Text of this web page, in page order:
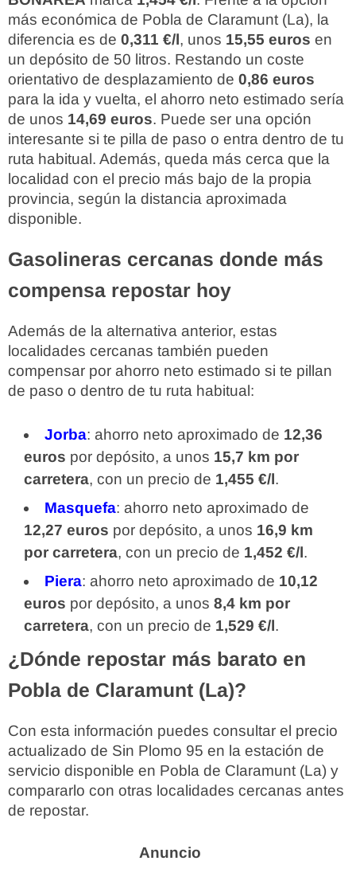
más económica de Pobla de Claramunt (La), la
diferencia es de 0,311 €/l, unos 15,55 euros en
un depósito de 50 litros. Restando un coste
orientativo de desplazamiento de 0,86 euros
para la ida y vuelta, el ahorro neto estimado sería
de unos 14,69 euros. Puede ser una opción
interesante si te pilla de paso o entra dentro de tu
ruta habitual. Además, queda más cerca que la
localidad con el precio más bajo de la propia
provincia, según la distancia aproximada
disponible.
Gasolineras cercanas donde más
compensa repostar hoy
Además de la alternativa anterior, estas
localidades cercanas también pueden
compensar por ahorro neto estimado si te pillan
de paso o dentro de tu ruta habitual:
Jorba: ahorro neto aproximado de 12,36
euros por depósito, a unos 15,7 km por
carretera, con un precio de 1,455 €/l.
Masquefa: ahorro neto aproximado de
12,27 euros por depósito, a unos 16,9 km
por carretera, con un precio de 1,452 €/l.
Piera: ahorro neto aproximado de 10,12
euros por depósito, a unos 8,4 km por
carretera, con un precio de 1,529 €/l.
¿Dónde repostar más barato en
Pobla de Claramunt (La)?
Con esta información puedes consultar el precio
actualizado de Sin Plomo 95 en la estación de
servicio disponible en Pobla de Claramunt (La) y
compararlo con otras localidades cercanas antes
de repostar.